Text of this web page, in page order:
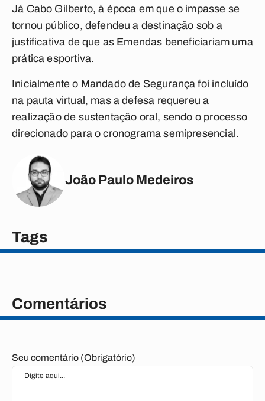
Já Cabo Gilberto, à época em que o impasse se
tornou público, defendeu a destinação sob a
justificativa de que as Emendas beneficiariam uma
prática esportiva.
Inicialmente o Mandado de Segurança foi incluído
na pauta virtual, mas a defesa requereu a
realização de sustentação oral, sendo o processo
direcionado para o cronograma semipresencial.
João Paulo Medeiros
Tags
Comentários
Seu comentário (Obrigatório)